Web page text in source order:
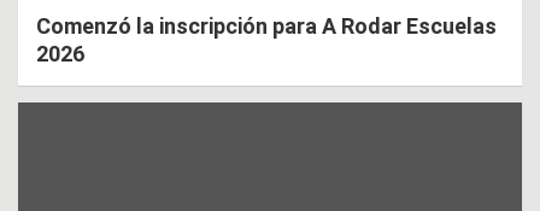
Comenzó la inscripción para A Rodar Escuelas
2026